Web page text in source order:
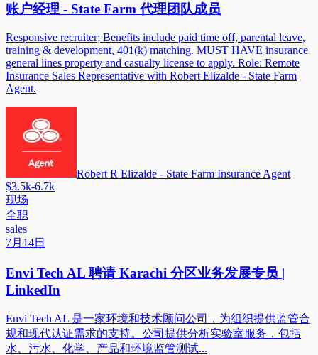
账户经理 - State Farm 代理团队成员
Responsive recruiter; Benefits include paid time off, parental leave,
training & development, 401(k) matching. MUST HAVE insurance
general lines property and casualty license to apply. Role: Remote
Insurance Sales Representative with Robert Elizalde - State Farm
Agent.
Robert R Elizalde - State Farm Insurance Agent
$3.5k-6.7k
现场
全职
sales
7月14日
Envi Tech AL 聘请 Karachi 分区业务发展专员 |
LinkedIn
Envi Tech AL 是一家环境和技术顾问公司，为组织提供监管合
规和现代认证需求的支持。公司提供分析实验室服务，包括
水、污水、化学、产品和环境监管测试...